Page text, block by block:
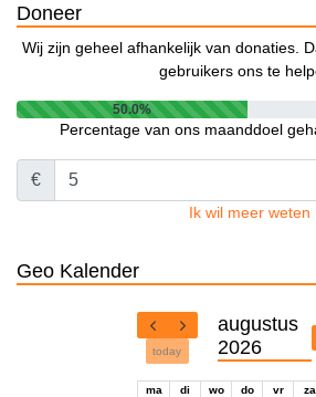
Doneer
Wij zijn geheel afhankelijk van donaties.
gebruikers ons te
50.0%
Percentage van ons maanddoel
€
Ik wil meer weten
Geo Kalender
today
augustus
2026
ma di wo do vr za